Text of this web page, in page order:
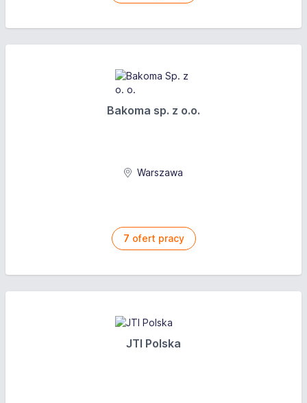
Bakoma sp. z o.o.
Warszawa
7 ofert pracy
JTI Polska